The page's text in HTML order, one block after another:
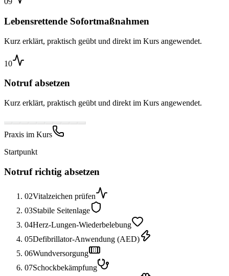
Lebensrettende Sofortmaßnahmen
Kurz erklärt, praktisch geübt und direkt im Kurs angewendet.
10
Notruf absetzen
Kurz erklärt, praktisch geübt und direkt im Kurs angewendet.
Praxis im Kurs
Startpunkt
Notruf richtig absetzen
02Vitalzeichen prüfen
03Stabile Seitenlage
04Herz-Lungen-Wiederbelebung
05Defibrillator-Anwendung (AED)
06Wundversorgung
07Schockbekämpfung